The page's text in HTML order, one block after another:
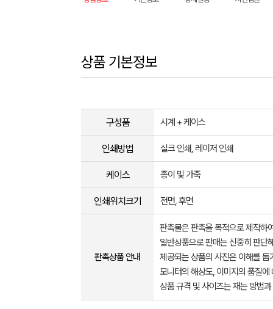
상품 기본정보
구성품 시계 + 케이스
인쇄방법 실크 인쇄, 레이저 인쇄
케이스 종이 및 가죽
인쇄위치크기 전면, 후면
판촉상품 안내
판촉물은 판촉을 목적으로 제작하
일반상품으로 판매는 신중히 판단
제공되는 상품의 사진은 이해를
모니터의 해상도, 이미지의 품질
상품 규격 및 사이즈는 재는 방법